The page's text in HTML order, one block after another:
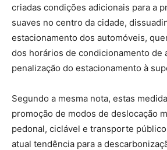
criadas condições adicionais para a
suaves no centro da cidade,
estacionamento dos automóveis,
dos horários de condicionamento de
penalização do estacionamento à
Segundo a mesma nota, estas
promoção de modos de deslocação
pedonal, ciclável e transporte
atual tendência para a